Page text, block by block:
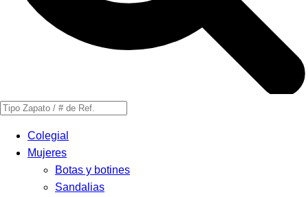
Búsqueda
productosColegial
Mujeres
Botas y botines
Sandalias